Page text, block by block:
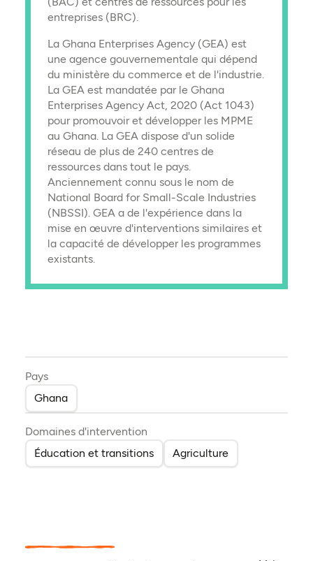
entreprises (BRC).
La Ghana Enterprises Agency (GEA) est
une agence gouvernementale qui dépend
du ministère du commerce et de l'industrie.
La GEA est mandatée par le Ghana
Enterprises Agency Act, 2020 (Act 1043)
pour promouvoir et développer les MPME
au Ghana. La GEA dispose d'un solide
réseau de plus de 240 centres de
ressources dans tout le pays.
Anciennement connu sous le nom de
National Board for Small-Scale Industries
(NBSSI). GEA a de l'expérience dans la
mise en œuvre d'interventions similaires et
la capacité de développer les programmes
existants.
Pays
Ghana
Domaines d'intervention
Éducation et transitions
Agriculture